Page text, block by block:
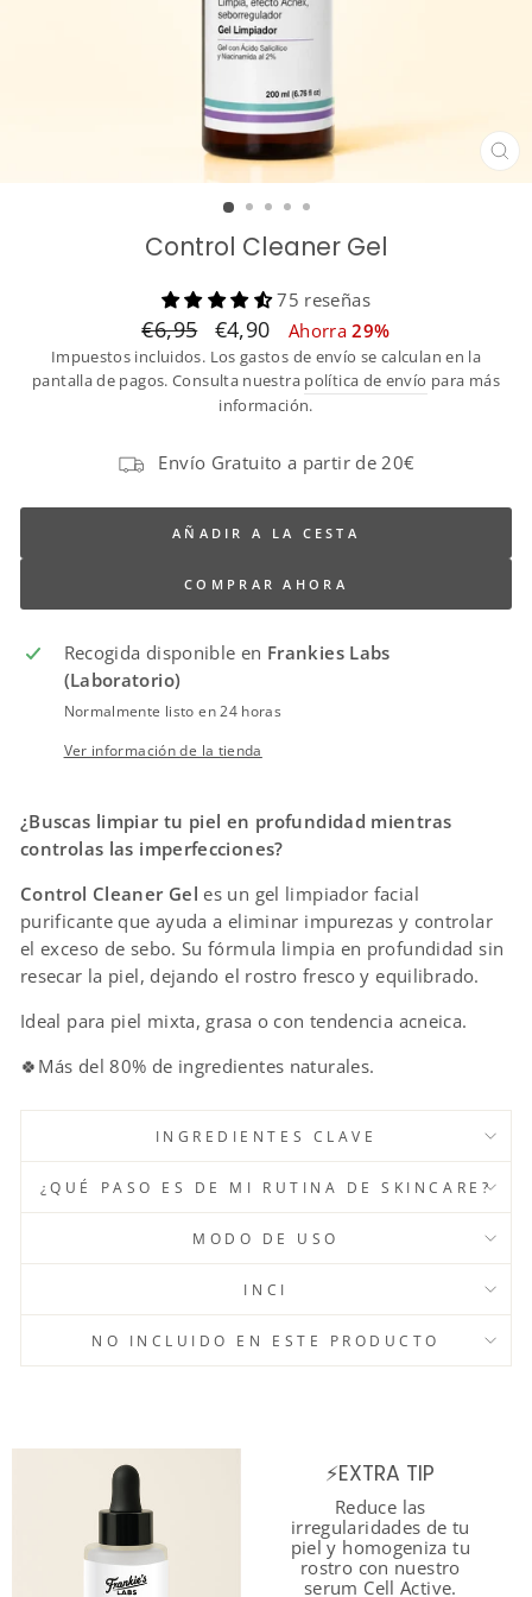
Control Cleaner Gel
75 reseñas
Translation
missing:
es.products.general.regular_price
€6,95
Translation
missing:
es.products.general.sale_price
€4,90 Ahorra29%
Impuestos incluidos. Los gastos de envío se calculan en la
pantalla de pagos. Consulta nuestra política de envío para más
información.
Envío Gratuito a partir de 20€
AÑADIR A LA CESTA
COMPRAR AHORA
Recogida disponible en Frankies Labs
(Laboratorio)
Normalmente listo en 24 horas
Ver información de la tienda
¿Buscas limpiar tu piel en profundidad mientras
controlas las imperfecciones?
Control Cleaner Gel es un gel limpiador facial
purificante que ayuda a eliminar impurezas y controlar
el exceso de sebo. Su fórmula limpia en profundidad sin
resecar la piel, dejando el rostro fresco y equilibrado.
Ideal para piel mixta, grasa o con tendencia acneica.
🍀Más del 80% de ingredientes naturales.
INGREDIENTES CLAVE
¿QUÉ PASO ES DE MI RUTINA DE SKINCARE?
MODO DE USO
INCI
NO INCLUIDO EN ESTE PRODUCTO
⚡EXTRA TIP
Reduce las
irregularidades de tu
piel y homogeniza tu
rostro con nuestro
serum Cell Active.